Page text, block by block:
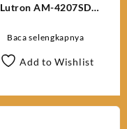
Lutron AM-4207SD
Time Data Recorder
Baca selengkapnya
Add to Wishlist